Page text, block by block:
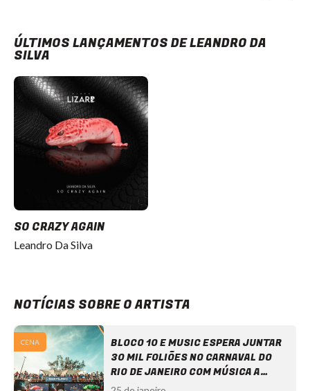
ÚLTIMOS LANÇAMENTOS DE LEANDRO DA
SILVA
SO CRAZY AGAIN
Leandro Da Silva
NOTÍCIAS SOBRE O ARTISTA
CENA
BLOCO 10 E MUSIC ESPERA JUNTAR
30 MIL FOLIÕES NO CARNAVAL DO
RIO DE JANEIRO COM MÚSICA A
ELETRÔNICA